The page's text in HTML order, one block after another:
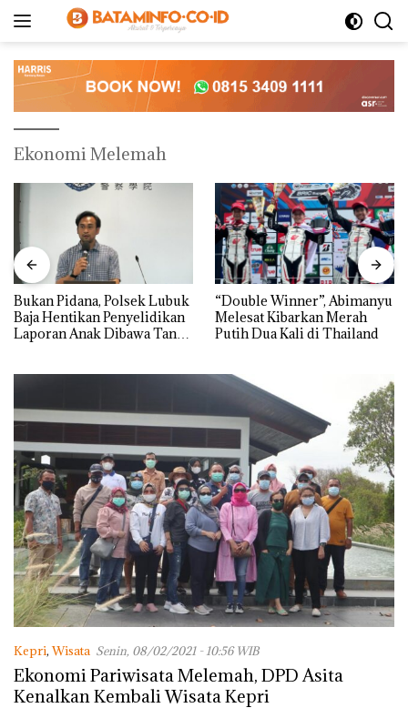
Ekonomi Melemah
Bukan Pidana, Polsek Lubuk
Baja Hentikan Penyelidikan
Laporan Anak Dibawa Tanpa
“Double Winner”, Abimanyu
Melesat Kibarkan Merah
Putih Dua Kali di Thailand
Kepri,Wisata Senin, 08/02/2021 - 10:56 WIB
Ekonomi Pariwisata Melemah, DPD Asita
Kenalkan Kembali Wisata Kepri